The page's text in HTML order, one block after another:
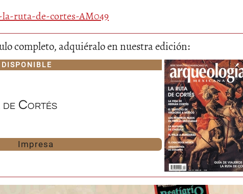
ruta-de-cortes-AM049
completo, adquiéralo en nuestra edición:
DISPONIBLE
de Cortés
Impresa